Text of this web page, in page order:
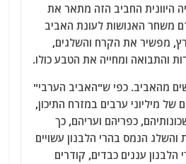
היוונית החביב הזה מתאר את
משחר האנושות לעונת האביב
מפשיר את הקרח והשלגים,
והתבואה ומחייה את הטבע כולו.
מהאביב. כפי ש"האביב הערבי"
של מיליוני ערבים במזרח התיכון,
כפריהם ועריהם, כך
הנמס בהרי הלבנון עשויים
עננים כבדים, קודרים